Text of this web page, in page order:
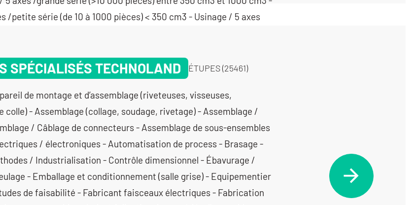
SPÉCIALISÉS TECHNOLAND ÉTUPES (25461)
de montage et d’assemblage (riveteuses, visseuses,
colle) - Assemblage (collage, soudage, rivetage) - Assemblage /
/ Câblage de connecteurs - Assemblage de sous-ensembles
/ électroniques - Automatisation de process - Brasage -
/ Industrialisation - Contrôle dimensionnel - Ébavurage /
- Emballage et conditionnement (salle grise) - Equipementier
de faisabilité - Fabricant faisceaux électriques - Fabrication